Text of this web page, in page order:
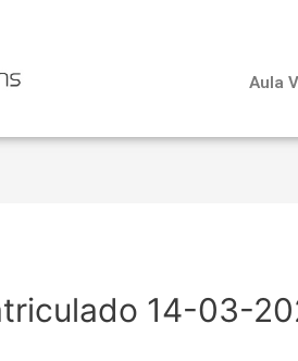
Aula
14-03-